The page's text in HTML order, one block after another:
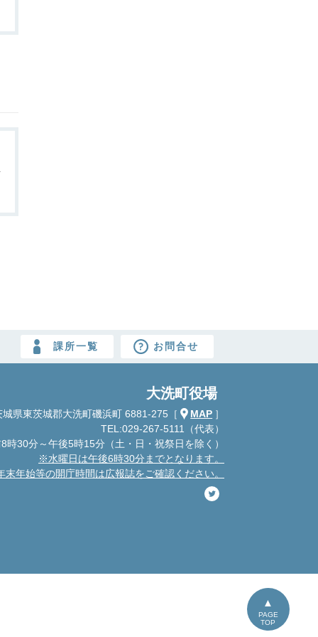
PAGE
TOP
課所一覧 お問合せ
大洗町役場
城県東茨城郡大洗町磯浜町 6881-275 ［ MAP ］
TEL:029-267-5111（代表）
時30分～午後5時15分 （土・日・祝祭日を除く）
※水曜日は午後6時30分までとなります。
末年始等の開庁時間は広報誌をご確認ください。